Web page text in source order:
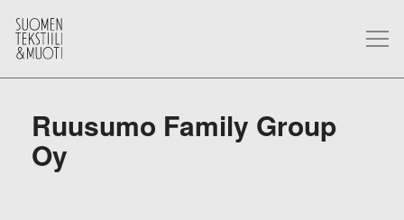
Ruusumo Family Group
Oy